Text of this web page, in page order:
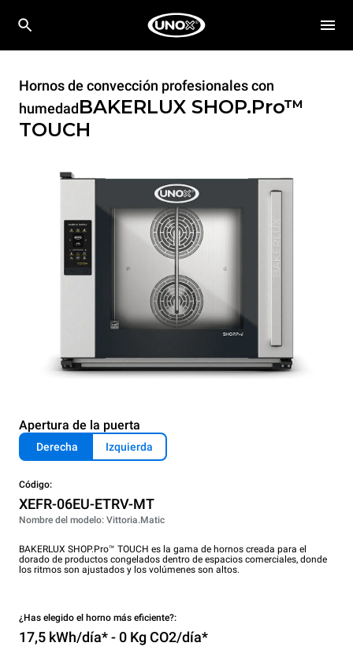
Hornos de convección profesionales con
humedadBAKERLUX SHOP.Pro™
TOUCH
Apertura de la puerta
Derecha Izquierda
Código:
XEFR-06EU-ETRV-MT
Nombre del modelo: Vittoria.Matic
BAKERLUX SHOP.Pro™ TOUCH es la gama de hornos creada para el
dorado de productos congelados dentro de espacios comerciales, donde
los ritmos son ajustados y los volúmenes son altos.
¿Has elegido el horno más eficiente?:
17,5 kWh/día* - 0 Kg CO2/día*